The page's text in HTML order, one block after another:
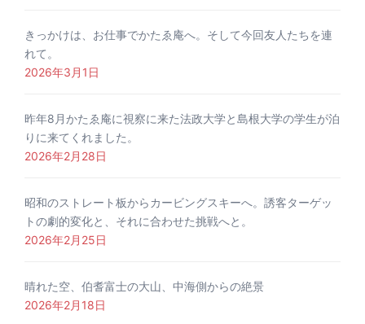
きっかけは、お仕事でかたゑ庵へ。そして今回友人たちを連
れて。
2026年3月1日
昨年8月かたゑ庵に視察に来た法政大学と島根大学の学生が泊
りに来てくれました。
2026年2月28日
昭和のストレート板からカービングスキーへ。誘客ターゲッ
トの劇的変化と、それに合わせた挑戦へと。
2026年2月25日
晴れた空、伯耆富士の大山、中海側からの絶景
2026年2月18日